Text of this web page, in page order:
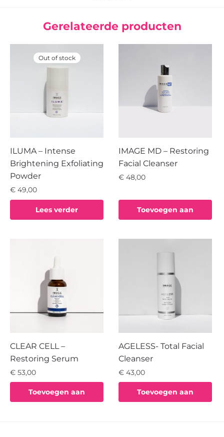
Gerelateerde producten
Out of stock
ILUMA – Intense
Brightening Exfoliating
Powder
€ 49,00
Lees verder
IMAGE MD – Restoring
Facial Cleanser
€ 48,00
Toevoegen aan
CLEAR CELL –
Restoring Serum
€ 53,00
Toevoegen aan
AGELESS- Total Facial
Cleanser
€ 43,00
Toevoegen aan